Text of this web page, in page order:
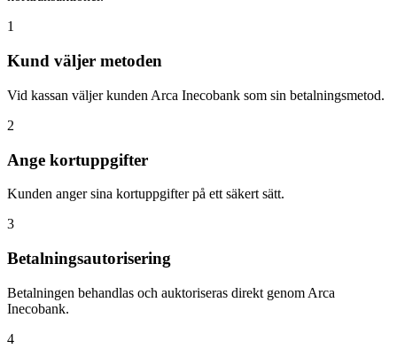
1
Kund väljer metoden
Vid kassan väljer kunden Arca Inecobank som sin betalningsmetod.
2
Ange kortuppgifter
Kunden anger sina kortuppgifter på ett säkert sätt.
3
Betalningsautorisering
Betalningen behandlas och auktoriseras direkt genom Arca
Inecobank.
4